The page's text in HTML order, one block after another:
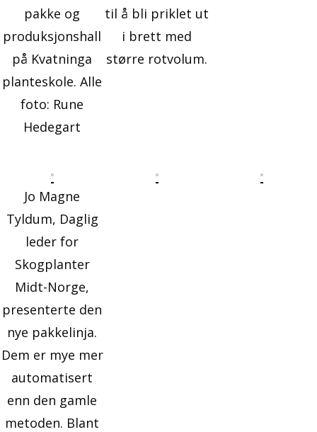
pakke og
produksjonshall
på Kvatninga
planteskole. Alle
foto: Rune
Hedegart
til å bli priklet ut
i brett med
større rotvolum.
Jo Magne
Tyldum, Daglig
leder for
Skogplanter
Midt-Norge,
presenterte den
nye pakkelinja.
Dem er mye mer
automatisert
enn den gamle
metoden. Blant